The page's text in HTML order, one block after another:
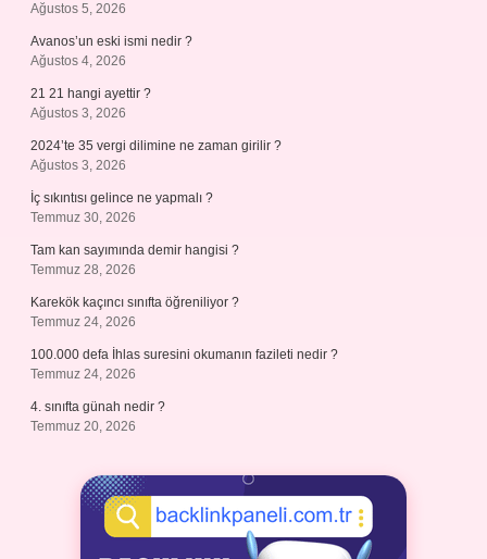
Ağustos 5, 2026
Avanos’un eski ismi nedir ?
Ağustos 4, 2026
21 21 hangi ayettir ?
Ağustos 3, 2026
2024’te 35 vergi dilimine ne zaman girilir ?
Ağustos 3, 2026
İç sıkıntısı gelince ne yapmalı ?
Temmuz 30, 2026
Tam kan sayımında demir hangisi ?
Temmuz 28, 2026
Karekök kaçıncı sınıfta öğreniliyor ?
Temmuz 24, 2026
100.000 defa İhlas suresini okumanın fazileti nedir ?
Temmuz 24, 2026
4. sınıfta günah nedir ?
Temmuz 20, 2026